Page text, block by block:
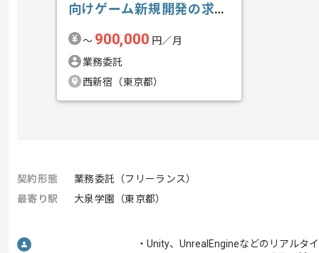
向けゲーム新規開発の求
〜 900,000 円／月
業務委託
西新宿（東京都）
契約形態
業務委託（フリーランス）
最寄り駅
大泉学園（東京都）
・Unity、UnrealEngineなどのリアルタ